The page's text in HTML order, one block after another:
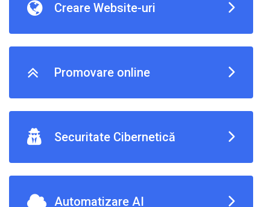
Creare Website-uri
Promovare online
Securitate Cibernetică
Automatizare AI